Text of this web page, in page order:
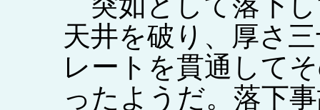
天井を破り、厚さ
レートを貫通して
ったようだ。落下